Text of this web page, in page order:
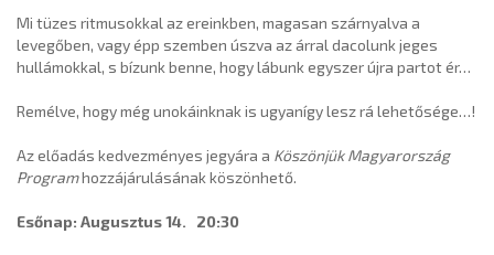
Mi tüzes ritmusokkal az ereinkben, magasan szárnyalva a
levegőben, vagy épp szemben úszva az árral dacolunk jeges
hullámokkal, s bízunk benne, hogy lábunk egyszer újra partot ér…
Remélve, hogy még unokáinknak is ugyanígy lesz rá lehetősége…!
Az előadás kedvezményes jegyára a Köszönjük Magyarország
Programhozzájárulásának köszönhető.
Esőnap: Augusztus 14. 20:30